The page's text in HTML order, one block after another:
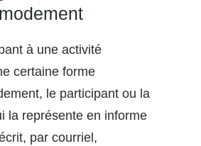
à une activité
certaine forme
le participant ou la
la représente en informe
par courriel,